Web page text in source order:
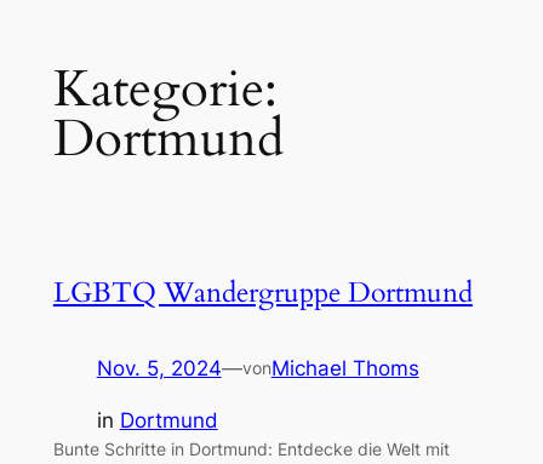
Kategorie:
Dortmund
LGBTQ Wandergruppe Dortmund
Nov. 5, 2024—vonMichael Thoms
in Dortmund
Bunte Schritte in Dortmund: Entdecke die Welt mit